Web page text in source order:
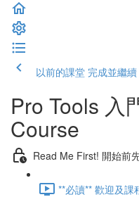
以前的課堂 完成並繼續
Pro Tools 入
Course
Read Me First! 開始前
**必讀** 歡迎及課